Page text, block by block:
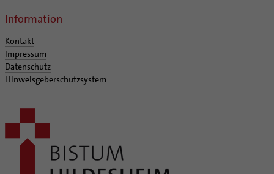
Information
Kontakt
Impressum
Datenschutz
Hinweisgeberschutzsystem